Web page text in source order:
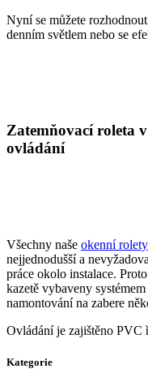
Nyní se můžete
denním světlem nebo se
Zatemňovací roleta
ovládání
Všechny naše okenní rolety
nejjednodušší a
práce okolo instalace.
kazetě vybaveny
namontování na zabere
Ovládání je zajištěno PVC
Kategorie